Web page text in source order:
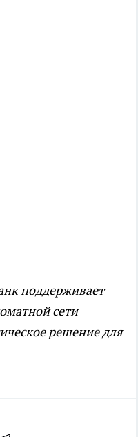
поддерживает
сети
решение для